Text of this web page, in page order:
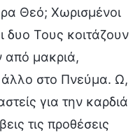
Θεό; Χωρισμένοι
δυο Τους κοιτάζουν
από μακριά,
στο Πνεύμα. Ω,
για την καρδιά
τις προθέσεις